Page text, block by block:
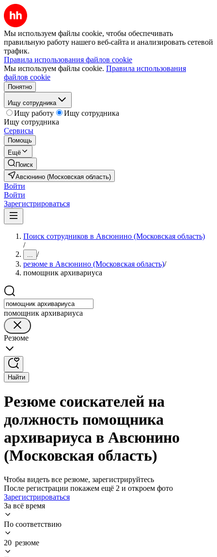
Мы используем файлы cookie, чтобы обеспечивать
правильную работу нашего веб-сайта и анализировать сетевой
трафик.
Правила использования файлов cookie
Мы используем файлы cookie. Правила использования
файлов cookie
Понятно
Ищу сотрудника
Ищу работу
Ищу сотрудника
Ищу сотрудника
Сервисы
Помощь
Ещё
Поиск
Авсюнино (Московская область)
Войти
Войти
Зарегистрироваться
Поиск сотрудников в Авсюнино (Московская область)
/
... /
резюме в Авсюнино (Московская область)/
помощник архивариуса
помощник архивариуса
Резюме
Найти
Резюме соискателей на
должность помощника
архивариуса в Авсюнино
(Московская область)
Чтобы видеть все резюме, зарегистрируйтесь
После регистрации покажем ещё 2 и откроем фото
Зарегистрироваться
За всё время
По соответствию
20 резюме